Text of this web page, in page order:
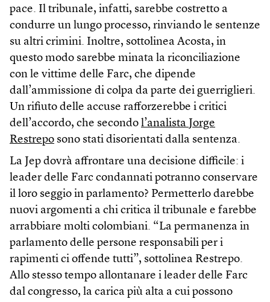
pace. Il tribunale, infatti, sarebbe costretto a
condurre un lungo processo, rinviando le sentenze
su altri crimini. Inoltre, sottolinea Acosta, in
questo modo sarebbe minata la riconciliazione
con le vittime delle Farc, che dipende
dall’ammissione di colpa da parte dei guerriglieri.
Un rifiuto delle accuse rafforzerebbe i critici
dell’accordo, che secondo l’analista Jorge
Restrepo sono stati disorientati dalla sentenza.
La Jep dovrà affrontare una decisione difficile: i
leader delle Farc condannati potranno conservare
il loro seggio in parlamento? Permetterlo darebbe
nuovi argomenti a chi critica il tribunale e farebbe
arrabbiare molti colombiani. “La permanenza in
parlamento delle persone responsabili per i
rapimenti ci offende tutti”, sottolinea Restrepo.
Allo stesso tempo allontanare i leader delle Farc
dal congresso, la carica più alta a cui possono